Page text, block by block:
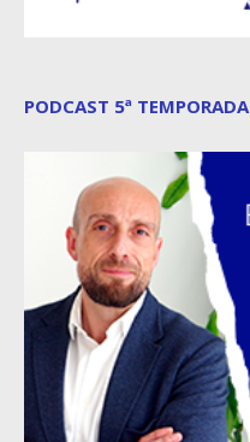
PODCAST 5ª TEMPORADA